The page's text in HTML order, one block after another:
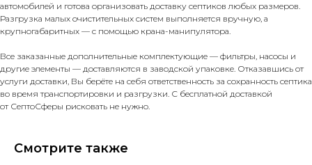
автомобилей и готова организовать доставку септиков любых размеров.
Разгрузка малых очистительных систем выполняется вручную, а
крупногабаритных — с помощью крана-манипулятора.
Все заказанные дополнительные комплектующие — фильтры, насосы и
другие элементы — доставляются в заводской упаковке. Отказавшись от
услуги доставки, Вы берёте на себя ответственность за сохранность септика
во время транспортировки и разгрузки. С бесплатной доставкой
от СептоСферы рисковать не нужно.
Смотрите также